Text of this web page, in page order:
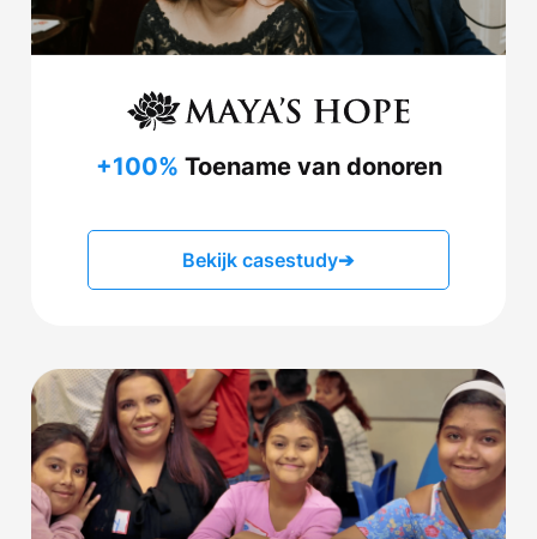
+100% Toename van donoren
Bekijk casestudy➔